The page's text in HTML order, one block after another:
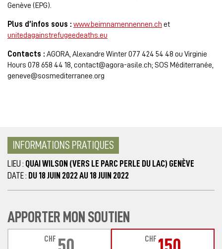
Genève (EPG).
Plus d’infos sous : www.beimnamennennen.ch et
unitedagainstrefugeedeaths.eu
Contacts : AGORA, Alexandre Winter 077 424 54 48 ou Virginie
Hours 078 658 44 18, contact@agora-asile.ch; SOS Méditerranée,
geneve@sosmediterranee.org
INFORMATIONS PRATIQUES
LIEU : QUAI WILSON (VERS LE PARC PERLE DU LAC) GENÈVE
DATE : DU 18 JUIN 2022 AU 18 JUIN 2022
APPORTER MON SOUTIEN
CHF CHF